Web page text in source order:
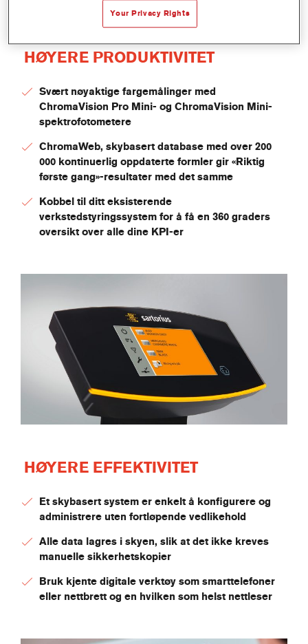
HØYERE PRODUKTIVITET
Svært nøyaktige fargemålinger med
ChromaVision Pro Mini- og ChromaVision Mini-
spektrofotometere
ChromaWeb, skybasert database med over 200
000 kontinuerlig oppdaterte formler gir «Riktig
første gang»-resultater med det samme
Kobbel til ditt eksisterende
verkstedstyringssystem for å få en 360 graders
oversikt over alle dine KPI-er
HØYERE EFFEKTIVITET
Et skybasert system er enkelt å konfigurere og
administrere uten fortløpende vedlikehold
Alle data lagres i skyen, slik at det ikke kreves
manuelle sikkerhetskopier
Bruk kjente digitale verktøy som smarttelefoner
eller nettbrett og en hvilken som helst nettleser
Your Privacy Rights